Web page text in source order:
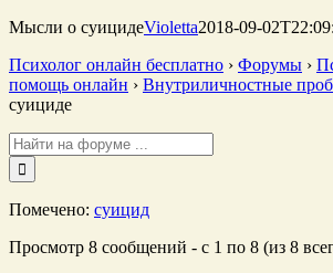
Мысли о суицидеVioletta2018-09-
Психолог онлайн бесплатно › Форумы ›
помощь онлайн › Внутриличностные
суициде
Поиск:
Помечено: суицид
Просмотр 8 сообщений - с 1 по 8 (из 8